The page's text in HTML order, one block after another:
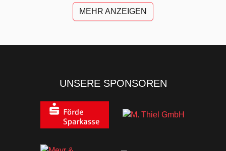
MEHR ANZEIGEN
UNSERE SPONSOREN